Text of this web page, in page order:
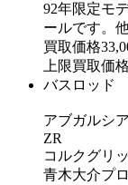
92年限定モ
ールです。
買取価格
上限買取価格
バスロッド
アブガルシ
ZR
コルクグリ
青木大介プ